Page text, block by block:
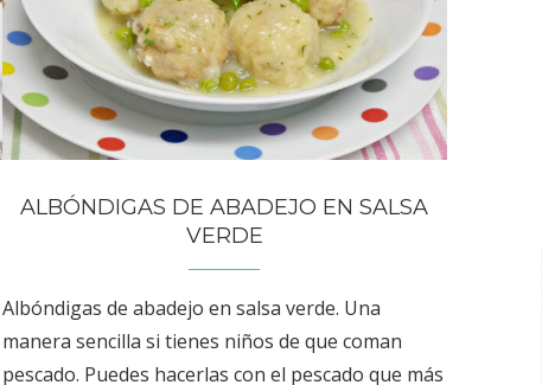
ALBÓNDIGAS DE ABADEJO EN SALSA
VERDE
Albóndigas de abadejo en salsa verde. Una
manera sencilla si tienes niños de que coman
pescado. Puedes hacerlas con el pescado que más